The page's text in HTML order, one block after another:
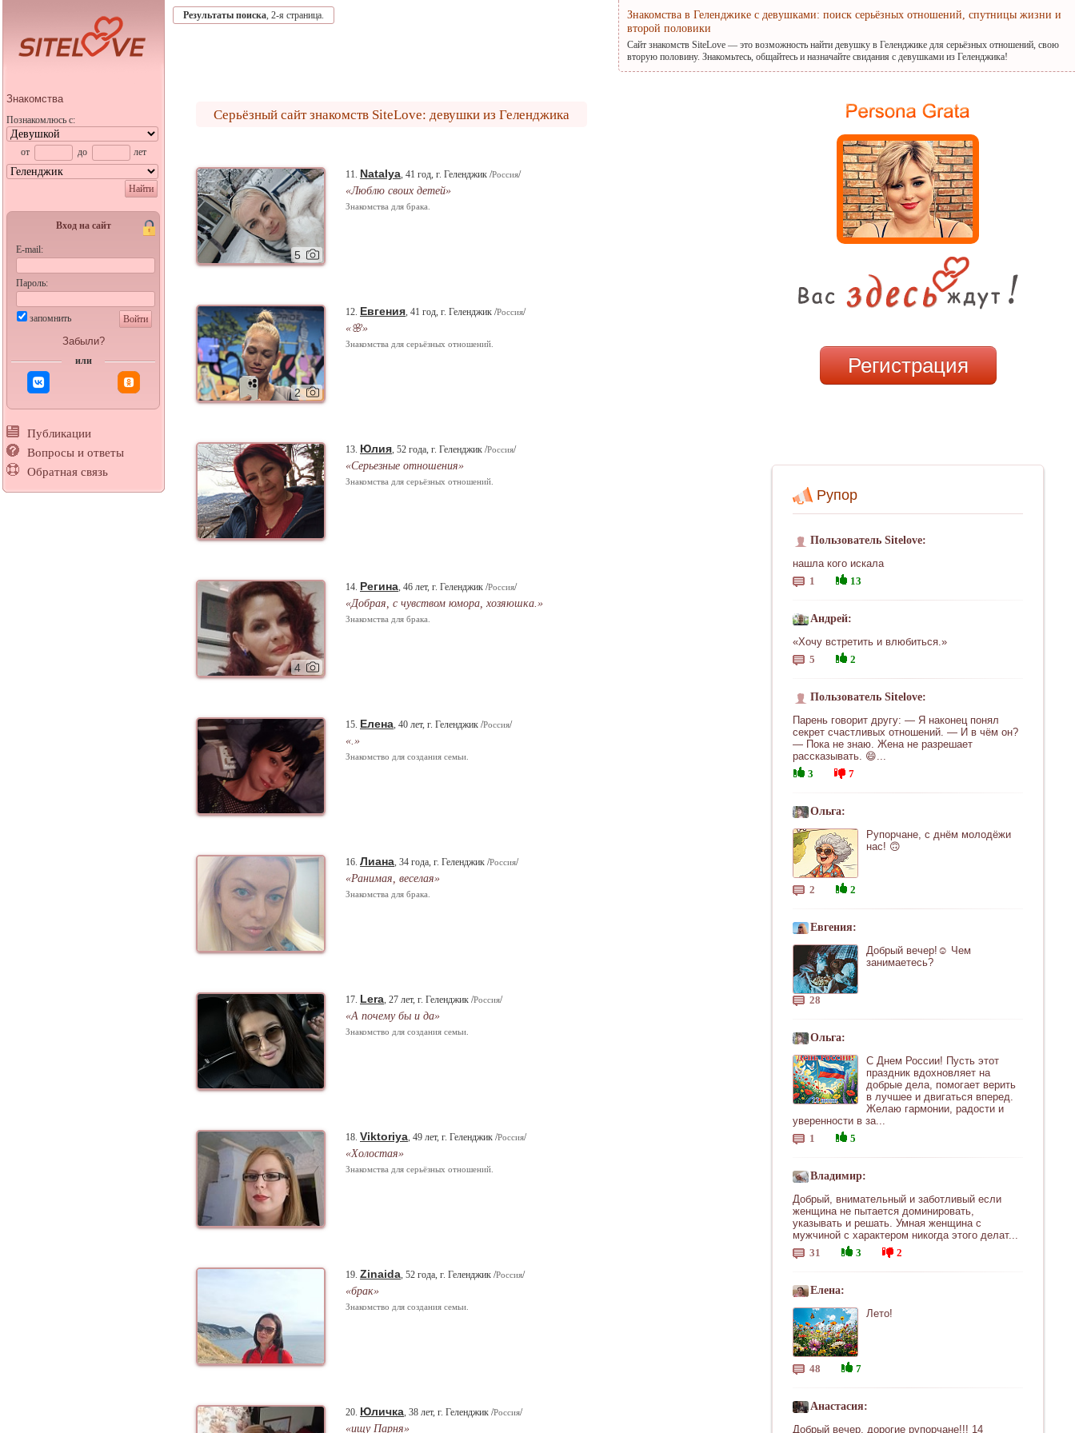
Знакомства
Познакомлюсь с:
от до лет
Найти
Вход на сайт
E-mail:
Пароль:
запомнить Войти
Забыли?
или
Публикации
Вопросы и ответы
Обратная связь
Результаты поиска, 2-я страница.
Знакомства в Геленджике с девушками: поиск серьёзных отношений, спутницы жизни и
второй половики
Сайт знакомств SiteLove — это возможность найти девушку в Геленджике для серьёзных отношений, свою
вторую половину. Знакомьтесь, общайтесь и назначайте свидания с девушками из Геленджика!
Серьёзный сайт знакомств SiteLove: девушки из Геленджика
Регистрация
Рупор
Пользователь Sitelove:
нашла кого искала
1
13
Андрей:
«Хочу встретить и влюбиться.»
5
2
Пользователь Sitelove:
Парень говорит другу: — Я наконец понял
секрет счастливых отношений. — И в чём он?
— Пока не знаю. Жена не разрешает
рассказывать. 😄...
3
7
Ольга:
Рупорчане, с днём молодёжи
нас! 🙃
2 2
Евгения:
Добрый вечер!☺ Чем
занимаетесь?
28
Ольга:
С Днем России! Пусть этот
праздник вдохновляет на
добрые дела, помогает верить
в лучшее и двигаться вперед.
Желаю гармонии, радости и
уверенности в за...
1
5
Владимир:
Добрый, внимательный и заботливый если
женщина не пытается доминировать,
указывать и решать. Умная женщина с
мужчиной с характером никогда этого делат...
31
3 2
Елена:
Лето!
48 7
Анастасия:
Добрый вечер, дорогие рупорчане!!! 14
5
11. Natalya, 41 год, г. Геленджик /Россия/
«Люблю своих детей»
Знакомства для брака.
2
12. Евгения, 41 год, г. Геленджик /Россия/
«🌸»
Знакомства для серьёзных отношений.
13. Юлия, 52 года, г. Геленджик /Россия/
«Серьезные отношения»
Знакомства для серьёзных отношений.
4
14. Регина, 46 лет, г. Геленджик /Россия/
«Добрая, с чувством юмора, хозяюшка.»
Знакомства для брака.
15. Елена, 40 лет, г. Геленджик /Россия/
«.»
Знакомство для создания семьи.
16. Лиана, 34 года, г. Геленджик /Россия/
«Ранимая, веселая»
Знакомства для брака.
17. Lera, 27 лет, г. Геленджик /Россия/
«А почему бы и да»
Знакомство для создания семьи.
18. Viktoriya, 49 лет, г. Геленджик /Россия/
«Холостая»
Знакомства для серьёзных отношений.
19. Zinaida, 52 года, г. Геленджик /Россия/
«брак»
Знакомство для создания семьи.
20. Юличка, 38 лет, г. Геленджик /Россия/
«ищу Парня»